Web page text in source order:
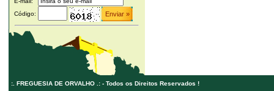
Código:
:. FREGUESIA DE ORVALHO .: - Todos os Direitos Reservados !